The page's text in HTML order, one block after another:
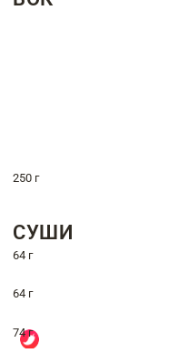
250 г
СУШИ
64 г
64 г
74 г